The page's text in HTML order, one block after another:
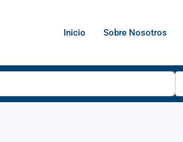
Inicio Sobre Nosotros